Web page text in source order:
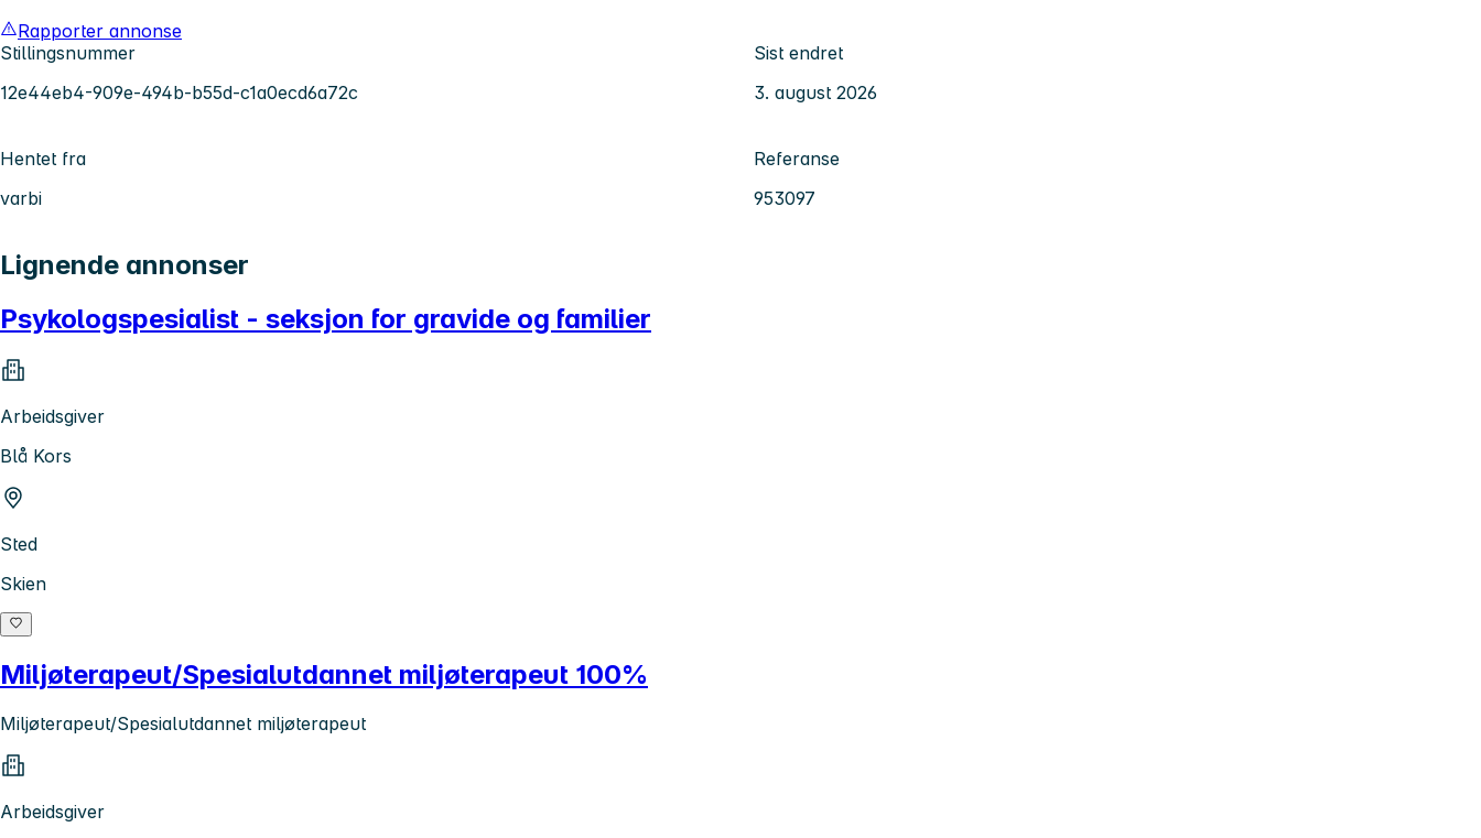
Rapporter annonse
Stillingsnummer
12e44eb4-909e-494b-b55d-c1a0ecd6a72c
Sist endret
3. august 2026
Hentet fra
varbi
Referanse
953097
Lignende annonser
Psykologspesialist - seksjon for gravide og familier
Arbeidsgiver
Blå Kors
Sted
Skien
Miljøterapeut/Spesialutdannet miljøterapeut 100%
Miljøterapeut/Spesialutdannet miljøterapeut
Arbeidsgiver